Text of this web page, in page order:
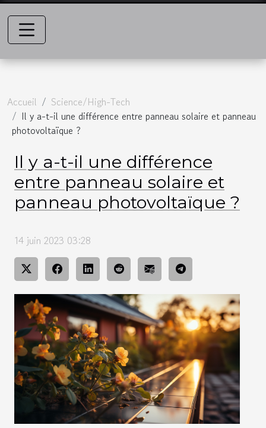
Accueil
Science/High-Tech
Il y a-t-il une différence entre panneau solaire et panneau
photovoltaïque ?
Il y a-t-il une différence
entre panneau solaire et
panneau photovoltaïque ?
14 juin 2023 03:28